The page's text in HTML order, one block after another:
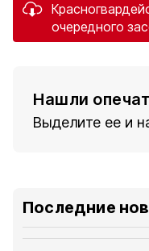
очередного
Нашли
Выделите ее и
Последние